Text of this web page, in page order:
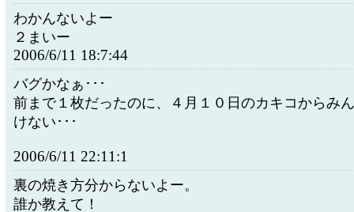
わかんないよー
２まいー
2006/6/11 18:7:44
バグかなぁ･･･
前まで１枚だったのに、４月１０日のカキコからみ
けない･･･
2006/6/11 22:11:1
裏の焼き方分からないよー。
誰か教えて！